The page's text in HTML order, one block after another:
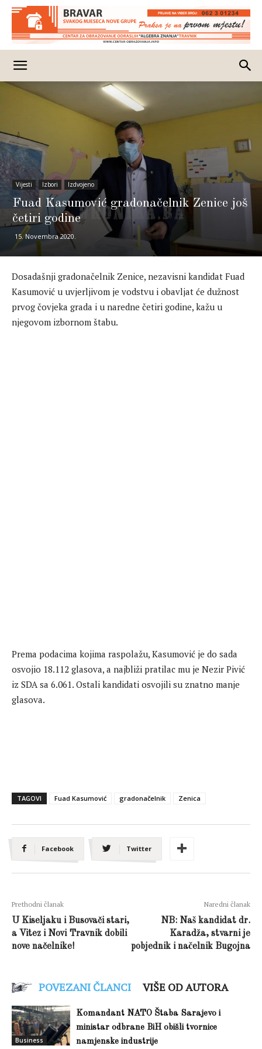
Vijesti Izbori Izdvojeno
Fuad Kasumović gradonačelnik Zenice još
četiri godine
15. Novembra 2020.
Dosadašnji gradonačelnik Zenice, nezavisni kandidat Fuad
Kasumović u uvjerljivom je vodstvu i obavljat će dužnost
prvog čovjeka grada i u naredne četiri godine, kažu u
njegovom izbornom štabu.
Prema podacima kojima raspolažu, Kasumović je do sada
osvojio 18.112 glasova, a najbliži pratilac mu je Nezir Pivić
iz SDA sa 6.061. Ostali kandidati osvojili su znatno manje
glasova.
TAGOVI Fuad Kasumović gradonačelnik Zenica
Facebook Twitter
Prethodni članak
U Kiseljaku i Busovači stari,
a Vitez i Novi Travnik dobili
nove načelnike!
Naredni članak
NB: Naš kandidat dr.
Karadža, stvarni je
pobjednik i načelnik Bugojna
POVEZANI ČLANCI VIŠE OD AUTORA
Business
Komandant NATO Štaba Sarajevo i
ministar odbrane BiH obišli tvornice
namjenske industrije